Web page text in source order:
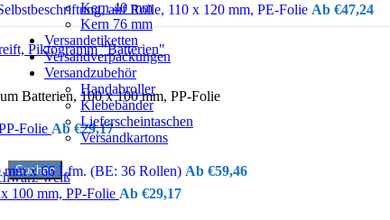
Kern 40 mm
Kern 76 mm
Versandetiketten
Versandverpackungen
Versandzubehör
Handabroller
Klebebänder
Lieferscheintaschen
Versandkartons
Suchen
auf Rolle, 110 x 120 mm, PE-Folie €47,24
mm x 66 Lfm. (BE: 36 Rollen)
€59,46
Batterien, 100 x 100 mm, PP-Folie
Folie €29,17
100 mm, PP-Folie €29,17